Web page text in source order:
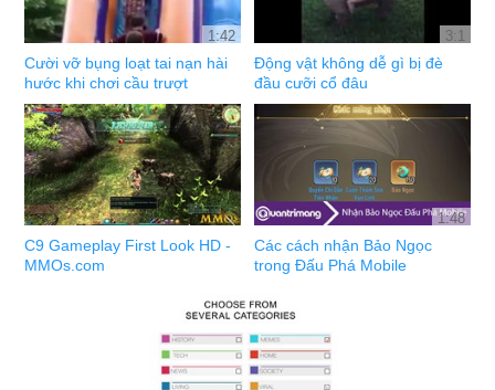
1:42
Cười vỡ bụng loạt tai nạn hài
hước khi chơi cầu trượt
3:1
Động vật không dễ gì bị đè
đầu cưỡi cổ đâu
C9 Gameplay First Look HD -
MMOs.com
1:48
Các cách nhận Bảo Ngọc
trong Đấu Phá Mobile